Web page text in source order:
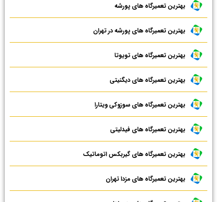
بهترین تعمیرگاه های پورشه
بهترین تعمیرگاه های پورشه در تهران
بهترین تعمیرگاه های تویوتا
بهترین تعمیرگاه های دیگنیتی
بهترین تعمیرگاه های سوزوکی ویتارا
بهترین تعمیرگاه های فیدلیتی
بهترین تعمیرگاه های گیربکس اتوماتیک
بهترین تعمیرگاه های مزدا تهران